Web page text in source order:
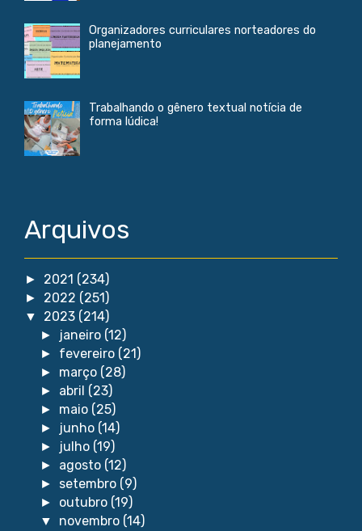
Organizadores curriculares norteadores do
planejamento
Trabalhando o gênero textual notícia de
forma lúdica!
Arquivos
► 2021 (234)
► 2022 (251)
▼ 2023 (214)
► janeiro (12)
► fevereiro (21)
► março (28)
► abril (23)
► maio (25)
► junho (14)
► julho (19)
► agosto (12)
► setembro (9)
► outubro (19)
▼ novembro (14)